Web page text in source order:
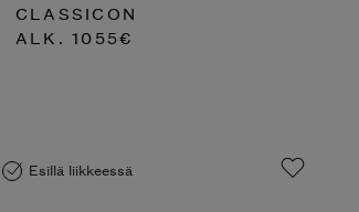
CLASSICON
ALK.1055€
Esillä liikkeessä